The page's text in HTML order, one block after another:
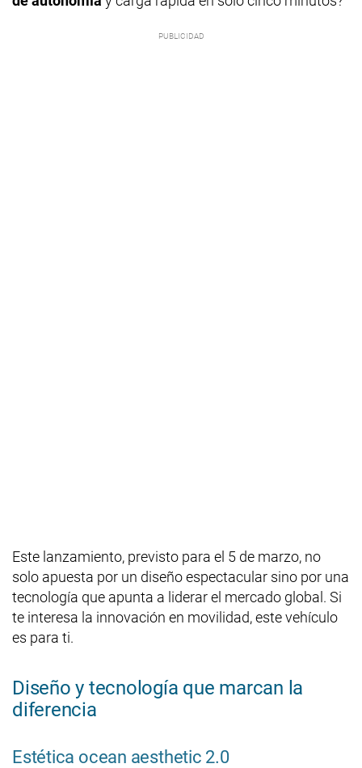
Este lanzamiento, previsto para el 5 de marzo, no
solo apuesta por un diseño espectacular sino por una
tecnología que apunta a liderar el mercado global. Si
te interesa la innovación en movilidad, este vehículo
es para ti.
Diseño y tecnología que marcan la
diferencia
Estética ocean aesthetic 2.0